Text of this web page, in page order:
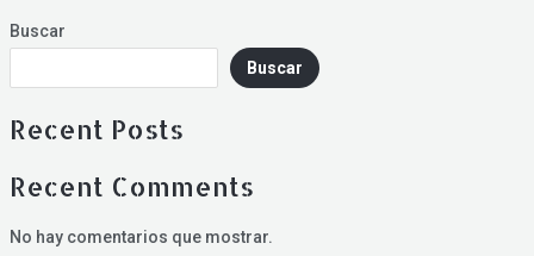
Buscar
Buscar
Recent Posts
Recent Comments
No hay comentarios que mostrar.